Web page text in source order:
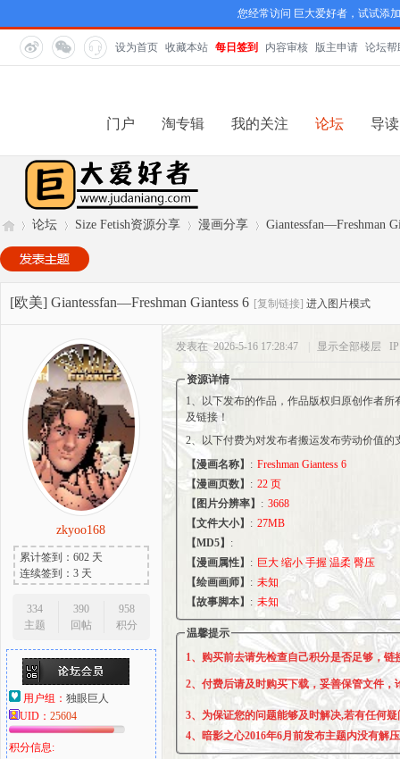
您经常访问 巨大爱好者，试试添
设为首页 收藏本站 每日签到 内容审核 版主申请 论坛帮
门户 淘专辑 我的关注 论坛 导读
巨
爱
»
论坛
›
Size Fetish资源分享
›
漫画分享
›
Giantessfan—Freshman
[欧美] Giantessfan—Freshman Giantess 6 [复制链接] 进入图片模式
zkyoo168
累计签到：602 天
连续签到：3 天
334
主题
390
回帖
958
积分
用户组： 独眼巨人
UID： 25604
积分信息:
发表在 2026-5-16 17:28:47 显示全部楼层
资源详情
1、以下发布的作品，作品版权归原创作者所
及链接！
2、以下付费为对发布者搬运发布劳动价值的
【漫画名称】 : Freshman Giantess 6
【漫画页数】 : 22 页
【图片分辨率】 : 3668
【文件大小】 : 27MB
【MD5】 :
【漫画属性】 : 巨大 缩小 手握 温柔 臀压
【绘画画师】 : 未知
【故事脚本】 : 未知
温馨提示
1、购买前去请先检查自己积分是否足够，链
2、付费后请及时购买下载，妥善保管文件
3、为保证您的问题能够及时解决,若有任何
4、暗影之心2016年6月前发布主题内没有解